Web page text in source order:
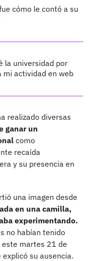
cómo le contó a su
la universidad por
mi actividad en web
realizado diversas
ganar un
como
recaída
y su presencia en
una imagen desde
en una camilla,
experimentando.
no habían tenido
martes 21 de
su ausencia.